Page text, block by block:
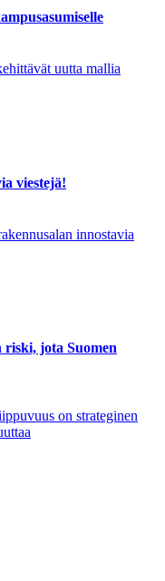
uutta mallia
viestejä!
innostavia
jota Suomen
on strateginen